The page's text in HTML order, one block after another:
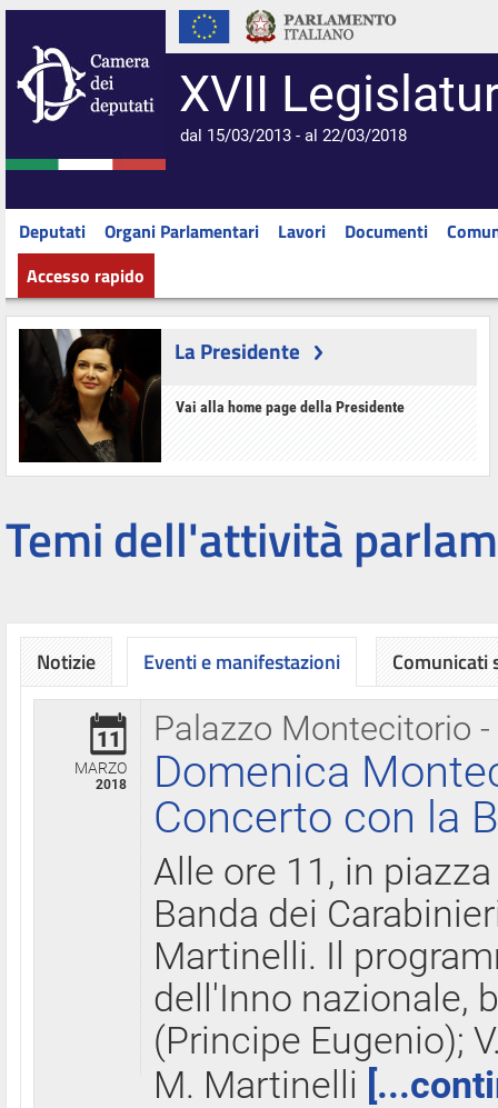
XVII
dal 15/03/2013 - al 22/03/2018
Deputati Organi Parlamentari Lavori Documenti
Accesso rapido
La Presidente
Vai alla home page della Presidente
Temi dell'attività
Notizie Eventi e manifestazioni
Palazzo Montecitorio
11
MARZO
2018
Domenica
Concerto con la
Alle ore 11, in
Banda dei
Martinelli. Il
dell'Inno nazionale,
(Principe Eugenio);
M. Martinelli
Comunicati